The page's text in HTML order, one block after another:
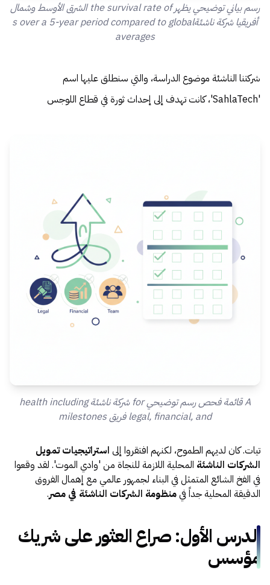
رسم بياني توضيحي يظهر the survival rate of الشرق الأوسط وشمال
أفريقيا شركة ناشئةs over a 5-year period compared to global
averages
شركتنا الناشئة موضوع الدراسة، والتي سنطلق عليها اسم
'SahlaTech'، كانت تهدف إلى إحداث ثورة في قطاع اللوجس
A قائمة فحص رسم توضيحي for شركة ناشئة health including
legal, financial, and فريق milestones
تيات. كان لديهم الطموح، لكنهم افتقروا إلى استراتيجيات تمويل
الشركات الناشئة المحلية اللازمة للنجاة من 'وادي الموت'. لقد وقعوا
في الفخ الشائع المتمثل في البناء لجمهور عالمي مع إهمال الفروق
الدقيقة المحلية جداً فيمنظومة الشركات الناشئة في مصر.
الدرس الأول: صراع العثور على شريك
مؤسس